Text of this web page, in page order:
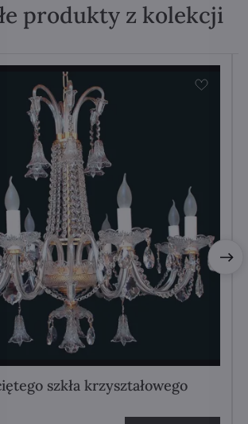
produkty z kolekcji
szkła krzyształowego